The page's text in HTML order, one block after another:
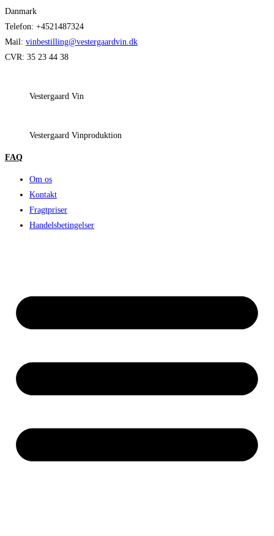
Danmark
Telefon: +4521487324
Mail: vinbestilling@vestergaardvin.dk
CVR: 35 23 44 38
Vestergaard Vin
Vestergaard Vinproduktion
FAQ
Om os
Kontakt
Fragtpriser
Handelsbetingelser